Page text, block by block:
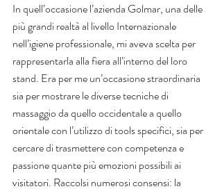
In quell’occasione l’azienda Golmar, una delle
più grandi realtà al livello Internazionale
nell’igiene professionale, mi aveva scelta per
rappresentarla alla fiera all’interno del loro
stand. Era per me un’occasione straordinaria
sia per mostrare le diverse tecniche di
massaggio da quello occidentale a quello
orientale con l’utilizzo di tools specifici, sia per
cercare di trasmettere con competenza e
passione quante più emozioni possibili ai
visitatori. Raccolsi numerosi consensi: la